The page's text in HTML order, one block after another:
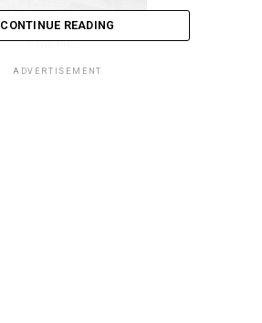
Loading...
CONTINUE READING
ADVERTISEMENT